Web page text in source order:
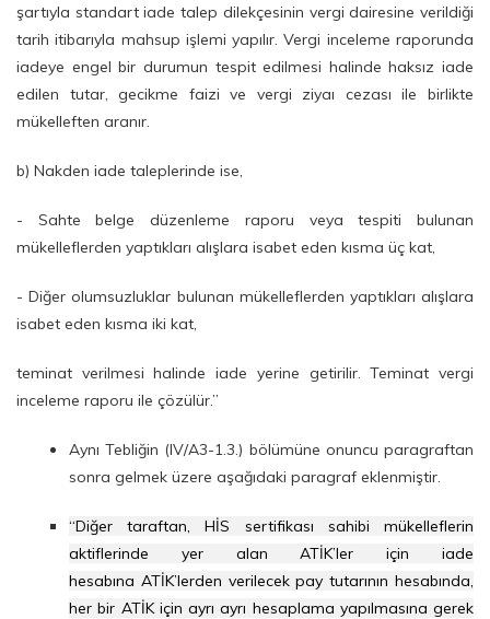
şartıyla standart iade talep dilekçesinin vergi dairesine verildiği
tarih itibarıyla mahsup işlemi yapılır. Vergi inceleme raporunda
iadeye engel bir durumun tespit edilmesi halinde haksız iade
edilen tutar, gecikme faizi ve vergi ziyaı cezası ile birlikte
mükelleften aranır.
b) Nakden iade taleplerinde ise,
- Sahte belge düzenleme raporu veya tespiti bulunan
mükelleflerden yaptıkları alışlara isabet eden kısma üç kat,
- Diğer olumsuzluklar bulunan mükelleflerden yaptıkları alışlara
isabet eden kısma iki kat,
teminat verilmesi halinde iade yerine getirilir. Teminat vergi
inceleme raporu ile çözülür.”
Aynı Tebliğin (IV/A3-1.3.) bölümüne onuncu paragraftan
sonra gelmek üzere aşağıdaki paragraf eklenmiştir.
“Diğer taraftan, HİS sertifikası sahibi mükelleflerin
aktiflerinde yer alan ATİK’ler için iade
hesabına ATİK’lerden verilecek pay tutarının hesabında,
her bir ATİK için ayrı ayrı hesaplama yapılmasına gerek